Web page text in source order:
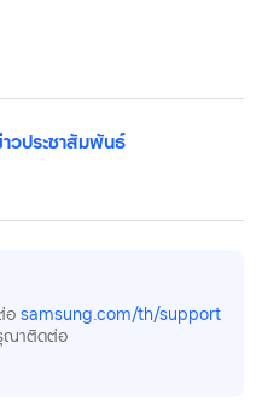
วประชาสัมพันธ์
อ samsung.com/th/support
ณาติดต่อ